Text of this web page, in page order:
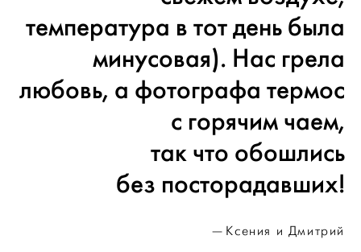
температура в тот день была
минусовая). Нас грела
любовь, а фотографа термос
с горячим чаем,
так что обошлись
без посторадавших!
Ксения и Дмитрий